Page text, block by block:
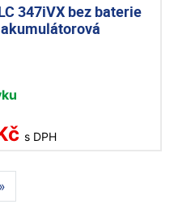
347iVX bez baterie
s DPH
»